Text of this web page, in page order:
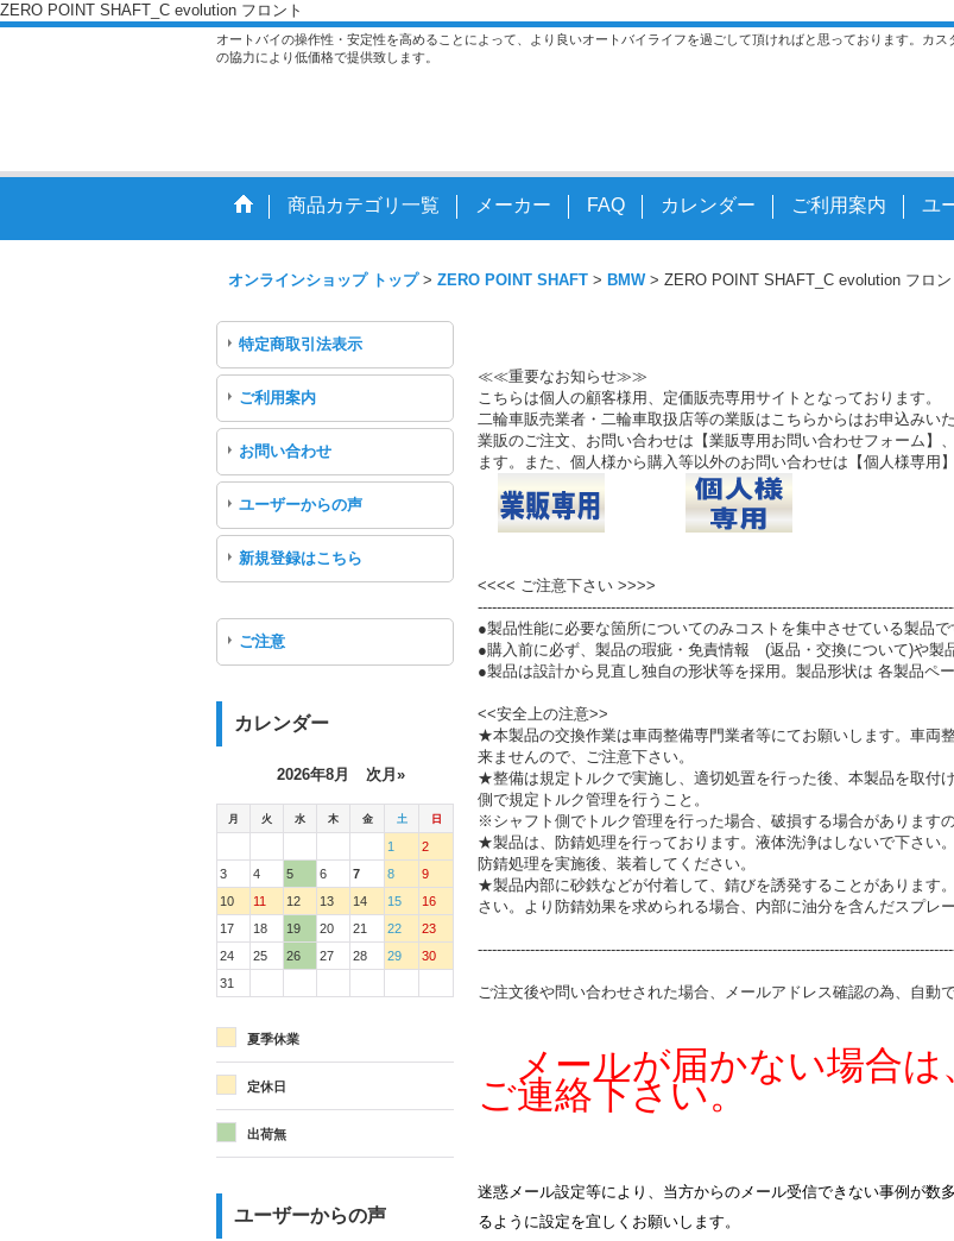
ZERO POINT SHAFT_C evolution フロント
オートバイの操作性・安定性を高めることによって、より良いオートバイライフを過ごして頂ければと思っております。カ
の協力により低価格で提供致します。
商品カテゴリ一覧 メーカー FAQ カレンダー ご利用案内 ユ
オンラインショップ トップ > ZERO POINT SHAFT > BMW > ZERO POINT SHAFT_C evolution フロン
特定商取引法表示
ご利用案内
お問い合わせ
ユーザーからの声
新規登録はこちら
ご注意
カレンダー
2026年8月 次月»
月 火 水 木 金 土 日
1
2
3
4 5 6 7 8
9
10
11 12 13 14 15
16
17
18 19 20 21 22
23
24
25 26 27 28 29
30
31
夏季休業
定休日
出荷無
ユーザーからの声
≪≪重要なお知らせ≫≫
こちらは個人の顧客様用、定価販売専用サイトとなっております。
二輪車販売業者・二輪車取扱店等の業販はこちらからはお申込みいた
業販のご注文、お問い合わせは【業販専用お問い合わせフォーム】
ます。また、個人様から購入等以外のお問い合わせは【個人様専用
<<<< ご注意下さい >>>>
●製品性能に必要な箇所についてのみコストを集中させている製品で
●購入前に必ず、製品の瑕疵・免責情報 (返品・交換について)や製
●製品は設計から見直し独自の形状等を採用。製品形状は 各製品ペ
<<安全上の注意>>
★本製品の交換作業は車両整備専門業者等にてお願いします。車両
来ませんので、ご注意下さい。
★整備は規定トルクで実施し、適切処置を行った後、本製品を取付
側で規定トルク管理を行うこと。
※シャフト側でトルク管理を行った場合、破損する場合があります
★製品は、防錆処理を行っております。液体洗浄はしないで下さい
防錆処理を実施後、装着してください。
★製品内部に砂鉄などが付着して、錆びを誘発することがあります
さい。より防錆効果を求められる場合、内部に油分を含んだスプレ
ご注文後や問い合わせされた場合、メールアドレス確認の為、自動
メールが届かない場合は
ご連絡下さい。
迷惑メール設定等により、当方からのメール受信できない事例が数
るように設定を宜しくお願いします。